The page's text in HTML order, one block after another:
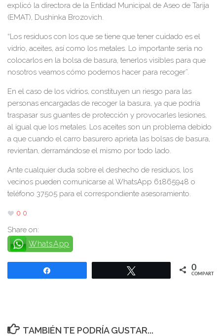
explicó la directora de la Entidad Municipal de Aseo de Tarija
(EMAT), Dushinka Brozovich.
“Los residuos con los que se tiene que tener cuidado es el
vidrio, aceites, así como los metales. Lo importante sería no
colocarlos en la bolsa de basura, tenerlos visibles para que
nosotros veamos cómo podemos hacer para recoger”.
En el caso de los vidrios, constituyen un riesgo para las
personas encargadas de recoger la basura, ya que podría
traspasar sus guantes de protección y provocarles lesiones,
al igual que los metales. Los aceites son un problema debido
a que cuando el carro basurero aprieta las bolsas de basura,
revientan, derramándose el mismo por todo lado.
Ante cualquier duda sobre el deshecho de residuos, los
vecinos pueden comunicarse al WhatsApp 61865948 o
teléfono 37505 para el correspondiente asesoramiento.
0 0
Share on:
WhatsApp
0
COMPARTIR
TAMBIÉN TE PODRÍA GUSTAR...